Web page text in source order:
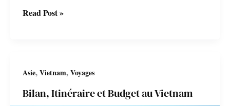
Logements
Read Post »
Asie,Vietnam,Voyages
Bilan, Itinéraire et Budget au Vietnam